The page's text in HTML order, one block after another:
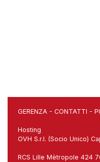
GERENZA - CONTATTI -
Hosting
OVH S.r.l. (Socio Unico)
RCS Lille Mètropole 424